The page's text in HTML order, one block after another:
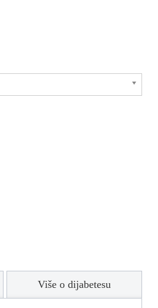
Više o dijabetesu